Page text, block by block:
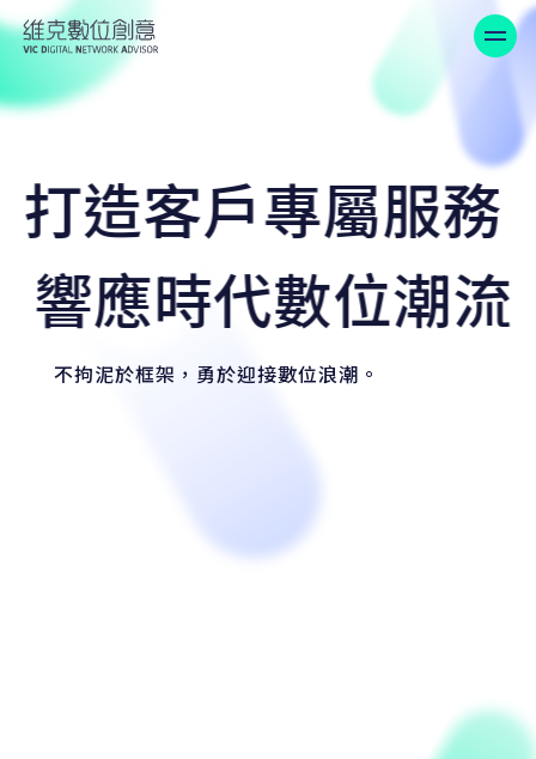
維克數位創意-RWD網站設計
打造客戶專屬服務
響應時代數位潮流
不拘泥於框架，勇於迎接數位浪潮。